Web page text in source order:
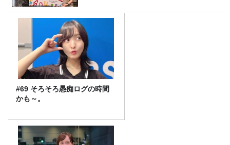
#69 そろそろ愚痴ログの時間
かも～。